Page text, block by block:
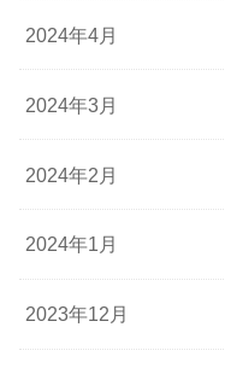
2024年4月
2024年3月
2024年2月
2024年1月
2023年12月